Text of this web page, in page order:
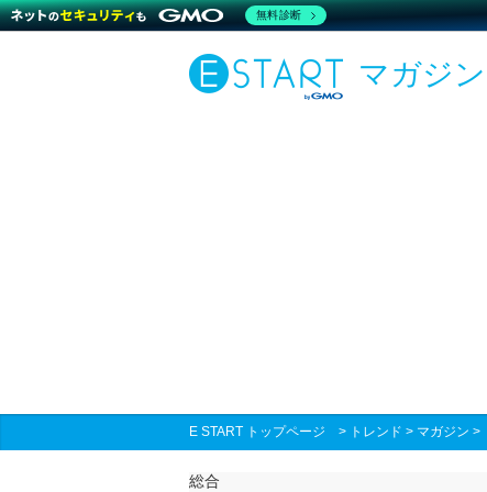
マガジン
E START トップページ > トレンド > マガジン >
総合
無料診断